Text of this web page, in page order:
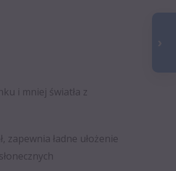
i mniej światła z
zapewnia ładne ułożenie